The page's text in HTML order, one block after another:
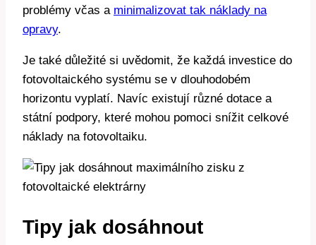
problémy včas a minimalizovat tak náklady na
opravy.
Je také důležité si uvědomit, že každá investice do
fotovoltaického systému se v dlouhodobém
horizontu vyplatí. Navíc existují různé dotace a
státní podpory, které mohou pomoci snížit celkové
náklady na fotovoltaiku.
Tipy jak dosáhnout